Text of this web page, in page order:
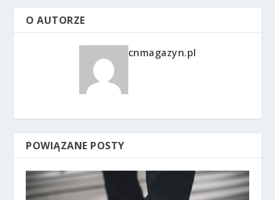
O AUTORZE
cnmagazyn.pl
POWIĄZANE POSTY